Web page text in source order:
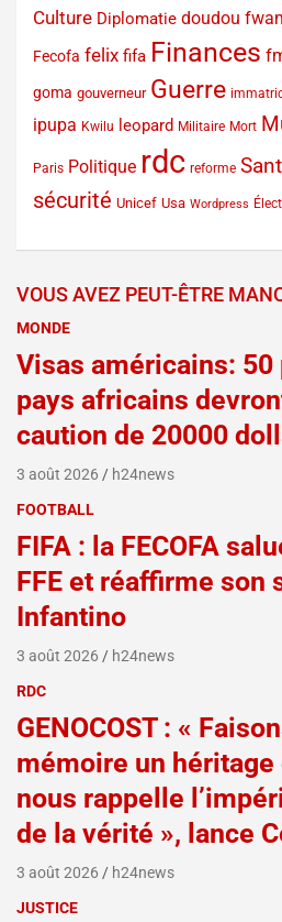
Culture Diplomatie doudou
Fecofa felix fifa Finances
goma gouverneur Guerre
ipupa Kwilu leopard Militaire Mort
Paris Politique rdc reforme
sécurité Unicef Usa Wordpress
VOUS AVEZ PEUT-ÊTRE
MONDE
Visas américains: 50
pays africains
caution de 20000
3 août 2026
h24news
FOOTBALL
FIFA : la FECOFA
FFE et réaffirme son
Infantino
3 août 2026
h24news
RDC
GENOCOST : «
mémoire un
nous rappelle
de la vérité », lance
3 août 2026
h24news
JUSTICE